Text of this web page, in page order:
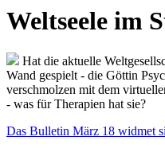
Weltseele im
Hat die aktuelle
Wand gespielt - die Göttin
verschmolzen mit dem
- was für Therapien hat sie?
Das Bulletin März 18 widmet